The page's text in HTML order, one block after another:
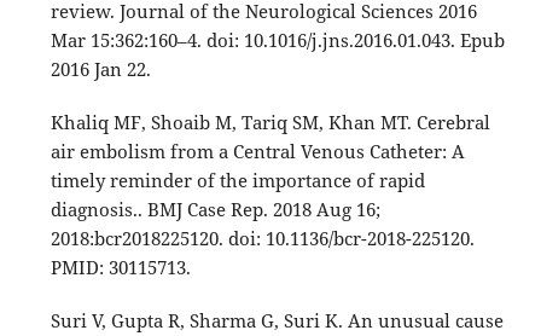
review. Journal of the Neurological Sciences 2016
Mar 15:362:160–4. doi: 10.1016/j.jns.2016.01.043. Epub
2016 Jan 22.
Khaliq MF, Shoaib M, Tariq SM, Khan MT. Cerebral
air embolism from a Central Venous Catheter: A
timely reminder of the importance of rapid
diagnosis.. BMJ Case Rep. 2018 Aug 16;
2018:bcr2018225120. doi: 10.1136/bcr-2018-225120.
PMID: 30115713.
Suri V, Gupta R, Sharma G, Suri K. An unusual cause